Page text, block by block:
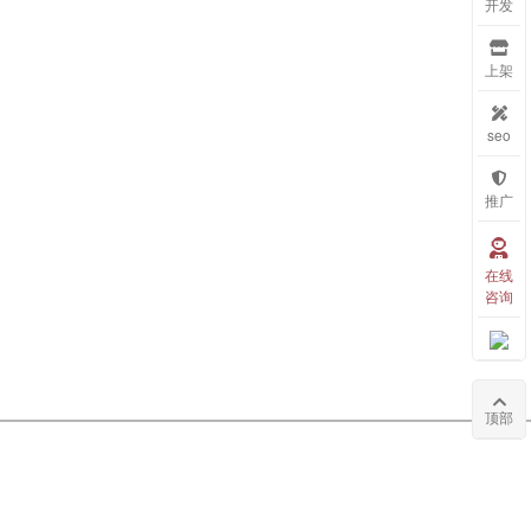
开发
上架
seo
推广
在线
咨询
顶部